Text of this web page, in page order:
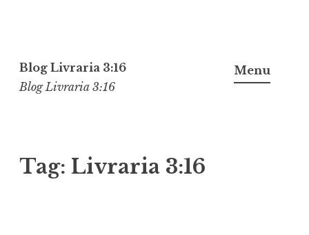
para
o
Blog Livraria 3:16
Blog Livraria 3:16
Menu
Tag: Livraria 3:16